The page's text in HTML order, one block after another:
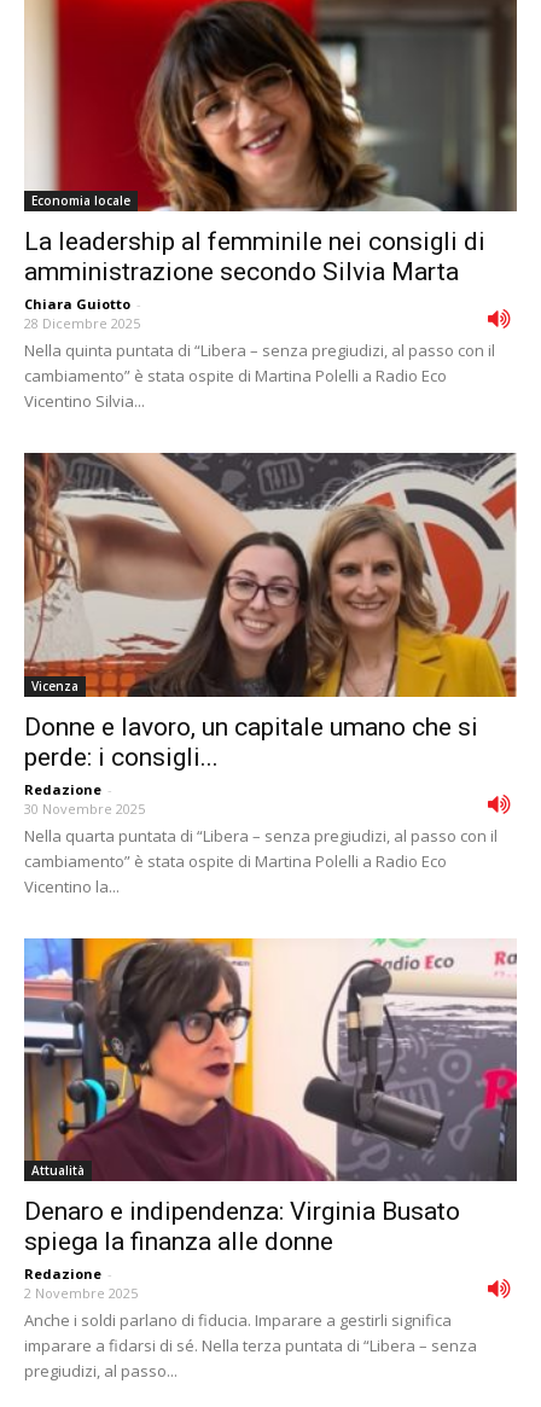
Economia locale
La leadership al femminile nei consigli di
amministrazione secondo Silvia Marta
Chiara Guiotto -
28 Dicembre 2025
Nella quinta puntata di “Libera – senza pregiudizi, al passo con il
cambiamento” è stata ospite di Martina Polelli a Radio Eco
Vicentino Silvia...
Vicenza
Donne e lavoro, un capitale umano che si
perde: i consigli...
Redazione -
30 Novembre 2025
Nella quarta puntata di “Libera – senza pregiudizi, al passo con il
cambiamento” è stata ospite di Martina Polelli a Radio Eco
Vicentino la...
Attualità
Denaro e indipendenza: Virginia Busato
spiega la finanza alle donne
Redazione -
2 Novembre 2025
Anche i soldi parlano di fiducia. Imparare a gestirli significa
imparare a fidarsi di sé. Nella terza puntata di “Libera – senza
pregiudizi, al passo...